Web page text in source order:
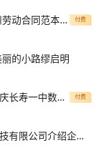
2025年杭州劳动合同范本阅读 付费
的小路缪启明
考点解析重庆长寿一中数学九年级下册第二十九章 投影与视图专项攻克试卷（含答案详解） 付费
南京英驰科技有限公司介绍企业发展分析报告